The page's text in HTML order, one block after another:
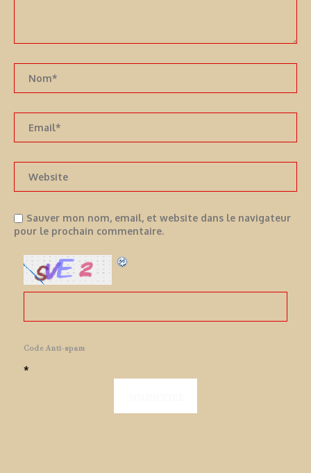
Sauver mon nom, email, et website dans le navigateur
pour le prochain commentaire.
Code Anti-spam
*